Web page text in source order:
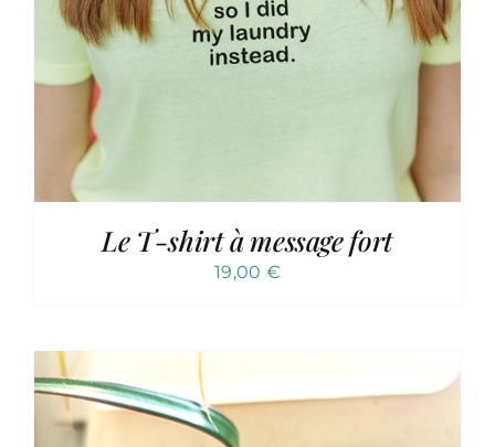
Le T-shirt à message fort
19,00 €